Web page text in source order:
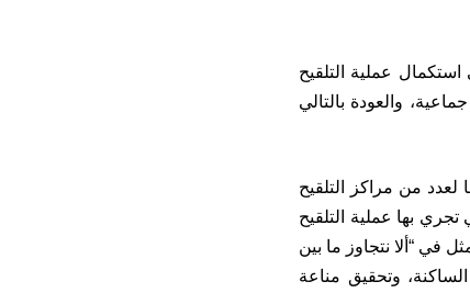
عملية التلقيح
مناعة جماعية، والعودة بالتالي
من مراكز التلقيح
بها عملية التلقيح
في “ألا نتجاوز ما بين
من اجل تلقيح ما يناهز 30 مليون مواطن مغربي، أي 80 من الساكنة، وتحقيق مناعة